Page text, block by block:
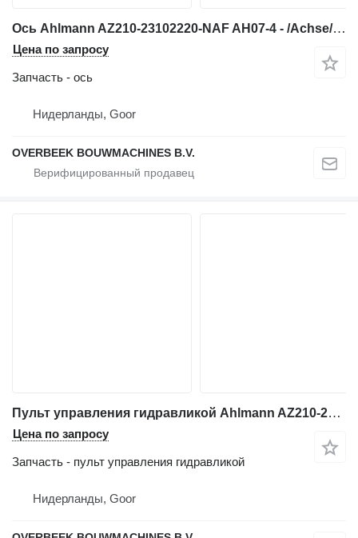
Ось Ahlmann AZ210-23102220-NAF AH07-4 - /Achse/As для фронтального погрузчика
Цена по запросу
Запчасть - ось
Нидерланды, Goor
OVERBEEK BOUWMACHINES B.V.
Пульт управления гидравликой Ahlmann AZ210-23102114-Servo valve/Servoventil links для фронтального погрузчика
Цена по запросу
Запчасть - пульт управления гидравликой
Нидерланды, Goor